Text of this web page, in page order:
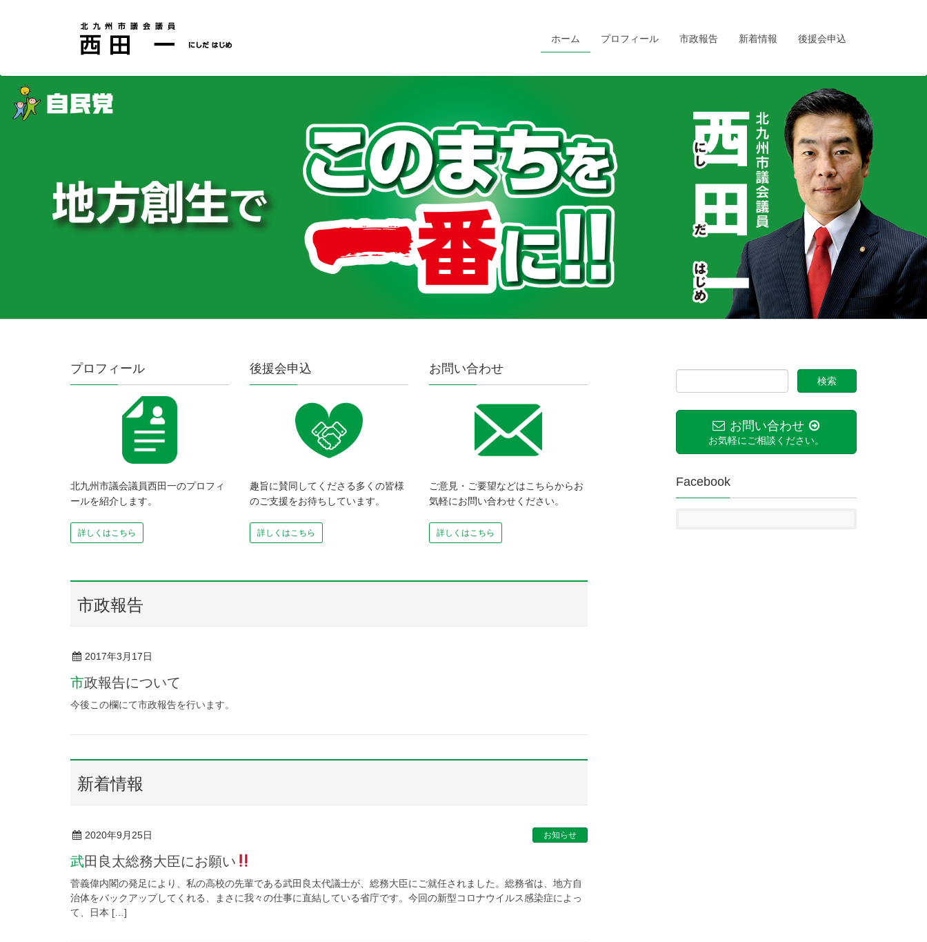
ホーム プロフィール 市政報告 新着情報 後援会申込
プロフィール
北九州市議会議員西田一のプロフィ
ールを紹介します。
詳しくはこちら
後援会申込
趣旨に賛同してくださる多くの皆様
のご支援をお待ちしています。
詳しくはこちら
お問い合わせ
ご意見・ご要望などはこちらからお
気軽にお問い合わせください。
詳しくはこちら
市政報告
2017年3月17日
市政報告について
今後この欄にて市政報告を行います。
新着情報
2020年9月25日 お知らせ
武田良太総務大臣にお願い
菅義偉内閣の発足により、私の高校の先輩である武田良太代議士が、総務大臣にご就任されました。総務省は、地方自
治体をバックアップしてくれる、まさに我々の仕事に直結している省庁です。今回の新型コロナウイルス感染症によっ
て、日本 […]
お問い合わせ
お気軽にご相談ください。
Facebook